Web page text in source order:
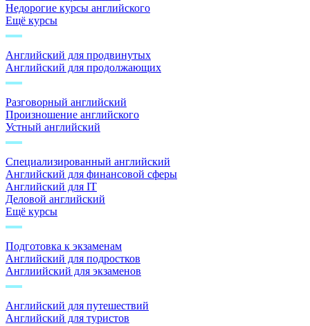
Недорогие курсы английского
Ещё курсы
Английский для продвинутых
Английский для продолжающих
Разговорный английский
Произношение английского
Устный английский
Специализированный английский
Английский для финансовой сферы
Английский для IT
Деловой английский
Ещё курсы
Подготовка к экзаменам
Английский для подростков
Англиийский для экзаменов
Английский для путешествий
Английский для туристов